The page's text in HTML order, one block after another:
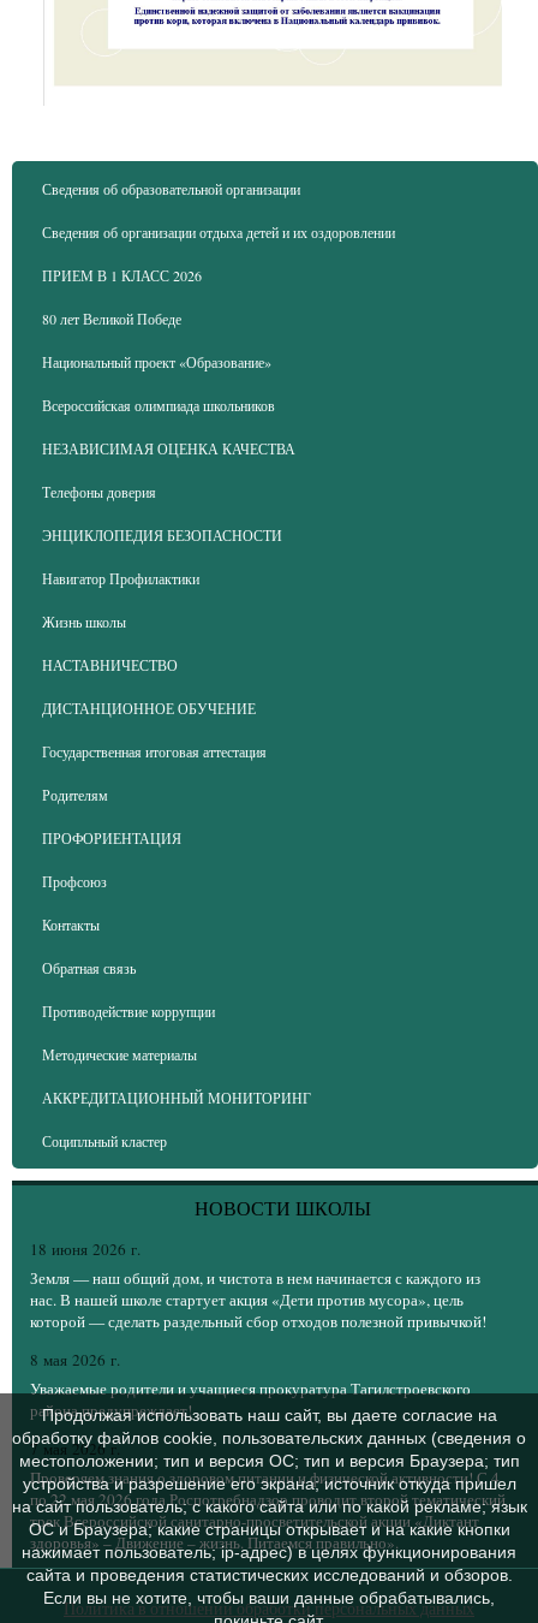
Сведения об образовательной организации
Сведения об организации отдыха детей и их оздоровлении
ПРИЕМ В 1 КЛАСС 2026
80 лет Великой Победе
Национальный проект «Образование»
Всероссийская олимпиада школьников
НЕЗАВИСИМАЯ ОЦЕНКА КАЧЕСТВА
Телефоны доверия
ЭНЦИКЛОПЕДИЯ БЕЗОПАСНОСТИ
Навигатор Профилактики
Жизнь школы
НАСТАВНИЧЕСТВО
ДИСТАНЦИОННОЕ ОБУЧЕНИЕ
Государственная итоговая аттестация
Родителям
ПРОФОРИЕНТАЦИЯ
Профсоюз
Контакты
Обратная связь
Противодействие коррупции
Методические материалы
АККРЕДИТАЦИОННЫЙ МОНИТОРИНГ
Соципльный кластер
НОВОСТИ ШКОЛЫ
18 июня 2026 г.
Земля — наш общий дом, и чистота в нем начинается с каждого из
нас. В нашей школе стартует акция «Дети против мусора», цель
которой — сделать раздельный сбор отходов полезной привычкой!
8 мая 2026 г.
Уважаемые родители и учащиеся прокуратура Тагилстроевского
района предупреждает!
7 мая 2026 г.
Проверяем знания о здоровом питании и физической активности! С 4
по 22 мая 2026 года Роспотребнадзор проводит второй тематический
трек Всероссийской санитарно-просветительской акции «Диктант
здоровья» – Движение – жизнь. Питаемся правильно».
Политика в отношении обработки персональных данных
Продолжая использовать наш сайт, вы даете согласие на
обработку файлов cookie, пользовательских данных (сведения о
местоположении; тип и версия ОС; тип и версия Браузера; тип
устройства и разрешение его экрана; источник откуда пришел
на сайт пользователь; с какого сайта или по какой рекламе; язык
ОС и Браузера; какие страницы открывает и на какие кнопки
нажимает пользователь; ip-адрес) в целях функционирования
сайта и проведения статистических исследований и обзоров.
Если вы не хотите, чтобы ваши данные обрабатывались,